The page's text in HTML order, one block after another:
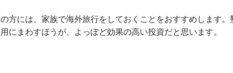
方には、家族で海外旅行をしておくことをおすすめします
にまわすほうが、よっぽど効果の高い投資だと思います。